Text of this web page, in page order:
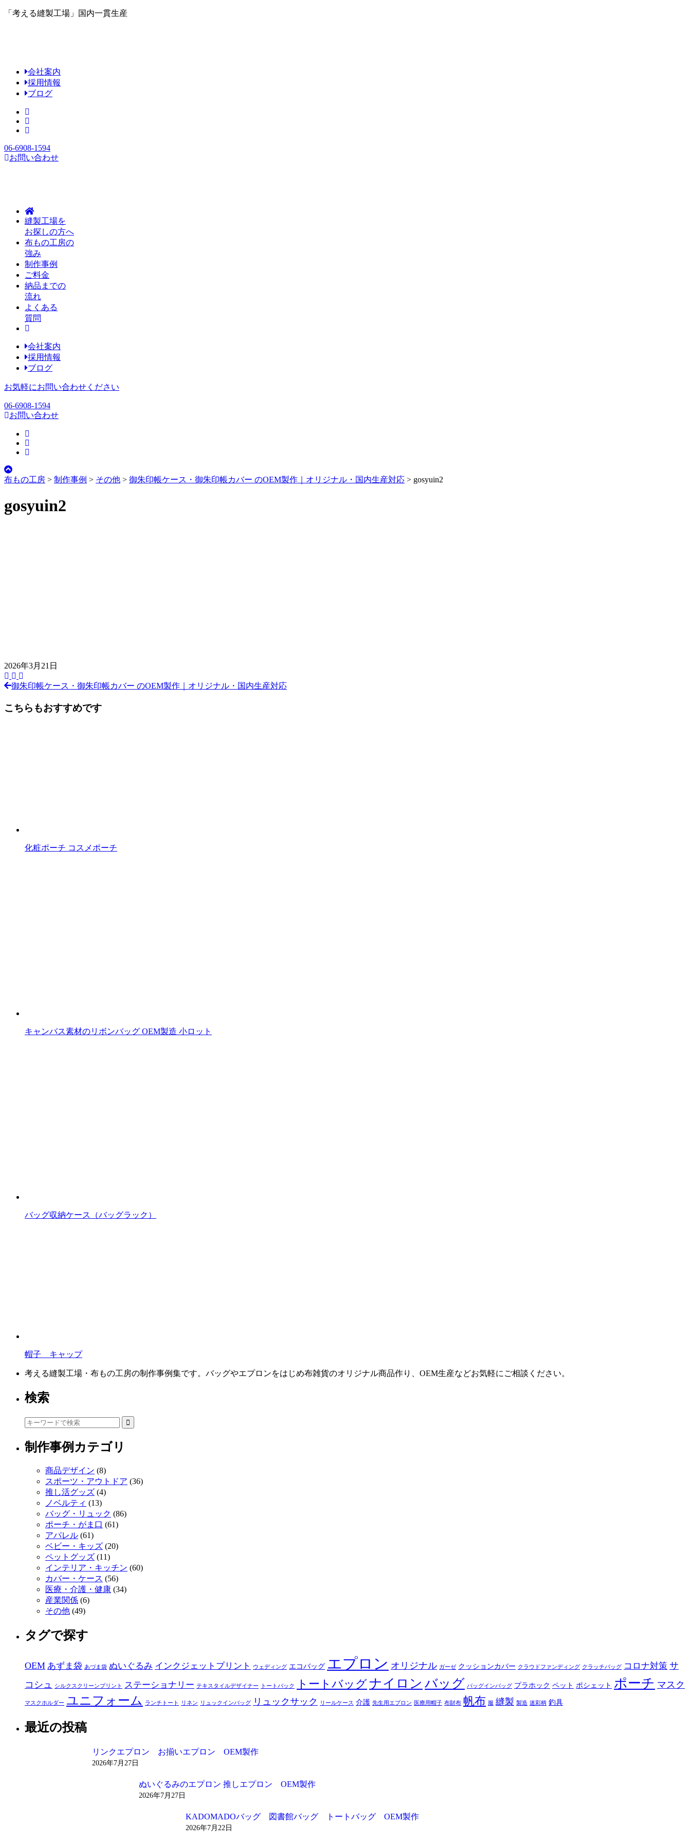
「考える縫製工場」国内一貫生産
会社案内
採用情報
ブログ
06-6908-1594
お問い合わせ
縫製工場を
お探しの方へ
布もの工房の
強み
制作事例
ご料金
納品までの
流れ
よくある
質問
会社案内
採用情報
ブログ
お気軽にお問い合わせください
06-6908-1594
お問い合わせ
布もの工房 > 制作事例 > その他 > 御朱印帳ケース・御朱印帳カバー のOEM製作｜オリジナル・国内生産対応 > gosyuin2
gosyuin2
2026年3月21日
前
後
御朱印帳ケース・御朱印帳カバー のOEM製作｜オリジナル・国内生産対応
こちらもおすすめです
化粧ポーチ コスメポーチ
キャンバス素材のリボンバッグ OEM製造 小ロット
バッグ収納ケース（バッグラック）
帽子 キャップ
考える縫製工場・布もの工房の制作事例集です。バッグやエプロンをはじめ布雑貨のオリジナル商品作り、OEM生産などお気軽にご相談ください。
検索
制作事例カテゴリ
商品デザイン (8)
スポーツ・アウトドア (36)
推し活グッズ (4)
ノベルティ (13)
バッグ・リュック (86)
ポーチ・がま口 (61)
アパレル (61)
ベビー・キッズ (20)
ペットグッズ (11)
インテリア・キッチン (60)
カバー・ケース (56)
医療・介護・健康 (34)
産業関係 (6)
その他 (49)
タグで探す
OEM あずま袋 あづま袋 ぬいぐるみ インクジェットプリント ウェディング エコバッグ エプロン オリジナル ガーゼ クッションカバー クラウドファンディング クラッチバッグ コロナ対策 サ
コシュ
シルクスクリーンプリント ステーショナリー テキスタイルデザイナー トートバック トートバッグナイロン バッグ バッグインバッグ プラホック ペット ポシェット ポーチ マスク
マスクホルダー ユニフォーム ランチトート リネン リュックインバッグ リュックサック リールケース 介護 先生用エプロン 医療用帽子 布財布 帆布 服 縫製 製造 迷彩柄 釣具
最近の投稿
リンクエプロン お揃いエプロン OEM製作
2026年7月27日
ぬいぐるみのエプロン 推しエプロン OEM製作
2026年7月27日
KADOMADOバッグ 図書館バッグ トートバッグ OEM製作
2026年7月22日